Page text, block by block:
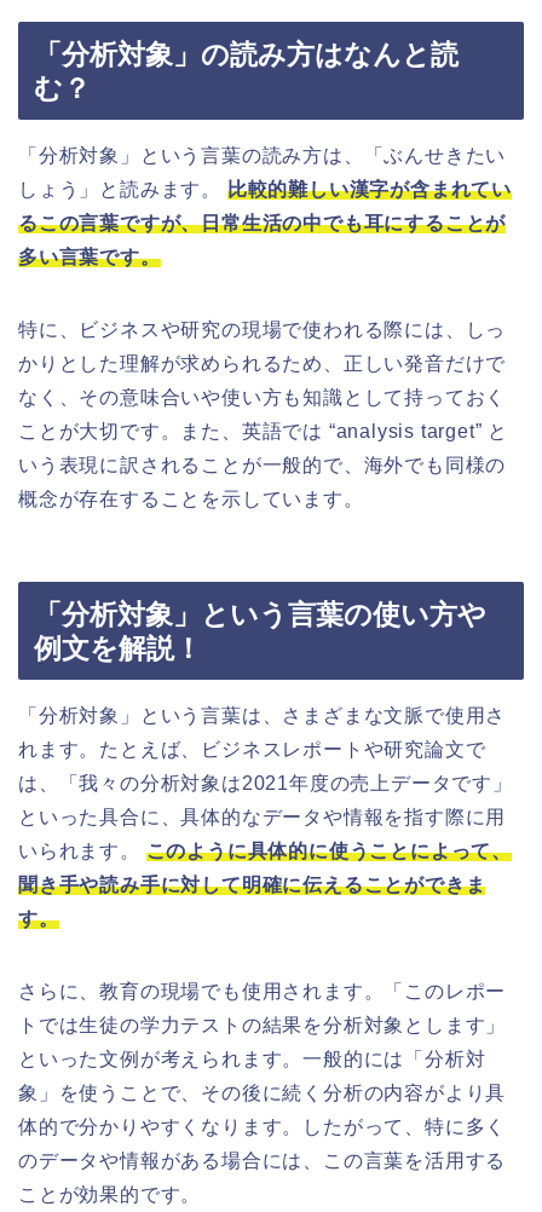
「分析対象」の読み方はなんと読
む？
「分析対象」という言葉の読み方は、「ぶんせきたい
しょう」と読みます。 比較的難しい漢字が含まれてい
るこの言葉ですが、日常生活の中でも耳にすることが
多い言葉です。
特に、ビジネスや研究の現場で使われる際には、しっ
かりとした理解が求められるため、正しい発音だけで
なく、その意味合いや使い方も知識として持っておく
ことが大切です。また、英語では “analysis target” と
いう表現に訳されることが一般的で、海外でも同様の
概念が存在することを示しています。
「分析対象」という言葉の使い方や
例文を解説！
「分析対象」という言葉は、さまざまな文脈で使用さ
れます。たとえば、ビジネスレポートや研究論文で
は、「我々の分析対象は2021年度の売上データです」
といった具合に、具体的なデータや情報を指す際に用
いられます。 このように具体的に使うことによって、
聞き手や読み手に対して明確に伝えることができま
す。
さらに、教育の現場でも使用されます。「このレポー
トでは生徒の学力テストの結果を分析対象とします」
といった文例が考えられます。一般的には「分析対
象」を使うことで、その後に続く分析の内容がより具
体的で分かりやすくなります。したがって、特に多く
のデータや情報がある場合には、この言葉を活用する
ことが効果的です。